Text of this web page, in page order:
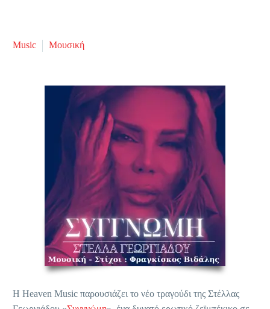
Music Μουσική
Η Heaven Music παρουσιάζει το νέο τραγούδι της Στέλλας